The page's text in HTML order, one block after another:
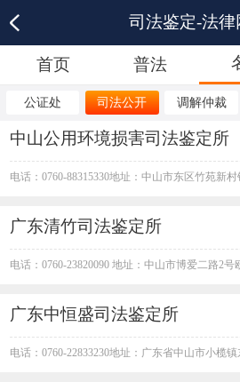
司法鉴定-法律
首页 普法
公证处 司法公开 调解仲裁
中山公用环境损害司法鉴定所
电话：0760-88315330​ 地址：中山市东区竹苑新
广东清竹司法鉴定所
电话：0760-23820090 地址：中山市博爱二路2
广东中恒盛司法鉴定所
电话：0760-22833230​ 地址：广东省中山市小榄